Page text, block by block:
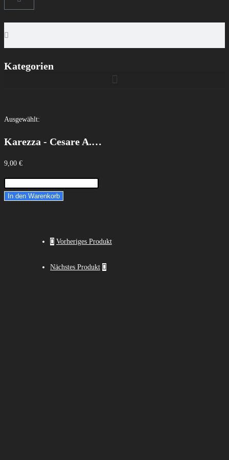
Kategorien
Ausgewählt:
Karezza - Cesare A.…
9,00 €
In den Warenkorb
Vorheriges Produkt
Nächstes Produkt